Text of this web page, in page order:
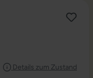
Details zum Zustand